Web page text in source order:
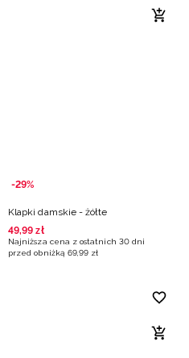
-29%
Klapki damskie - żółte
49,99 zł
Najniższa cena z ostatnich 30 dni
przed obniżką 69,99 zł